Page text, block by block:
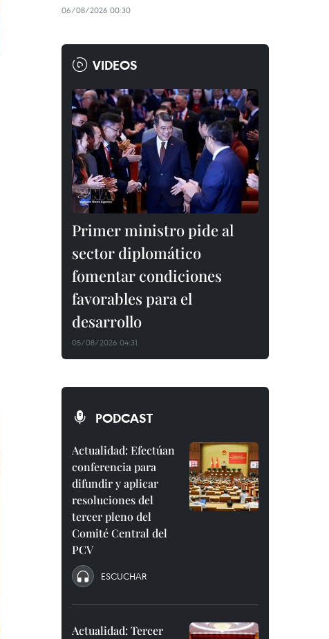
06/08/2026 00:30
VIDEOS
Primer ministro pide al
sector diplomático
fomentar condiciones
favorables para el
desarrollo
05/08/2026 04:31
PODCAST
Actualidad: Efectúan
conferencia para
difundir y aplicar
resoluciones del
tercer pleno del
Comité Central del
PCV
ESCUCHAR
Actualidad: Tercer